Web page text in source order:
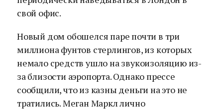
свой офис.
Новый дом обошелся паре почти в три
миллиона фунтов стерлингов, из которых
немало средств ушло на звукоизоляцию из-
за близости аэропорта. Однако прессе
сообщили, что из казны деньги на это не
тратились. Меган Маркл лично